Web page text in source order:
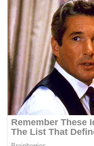
penyelesaian isu-isu
Terdahulu, pengamal
Besar Johor
laporan sebuah akhbar
melaporkan
Pemimpin Malaysia-
hari ini. – Sinar Harian